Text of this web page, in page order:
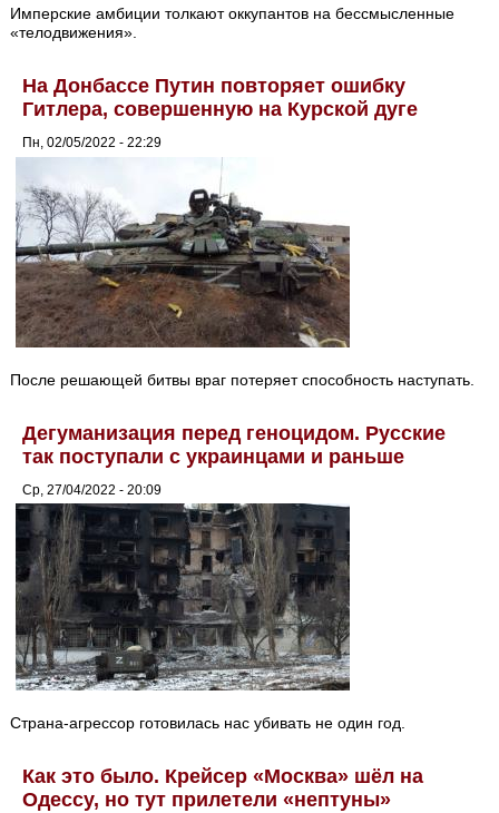
Имперские амбиции толкают оккупантов на бессмысленные
«телодвижения».
На Донбассе Путин повторяет ошибку
Гитлера, совершенную на Курской дуге
Пн, 02/05/2022 - 22:29
После решающей битвы враг потеряет способность наступать.
Дегуманизация перед геноцидом. Русские
так поступали с украинцами и раньше
Ср, 27/04/2022 - 20:09
Страна-агрессор готовилась нас убивать не один год.
Как это было. Крейсер «Москва» шёл на
Одессу, но тут прилетели «нептуны»